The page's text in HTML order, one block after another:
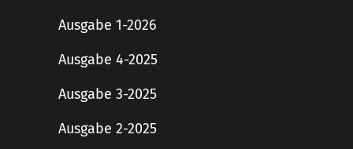
Ausgabe 1-2026
Ausgabe 4-2025
Ausgabe 3-2025
Ausgabe 2-2025